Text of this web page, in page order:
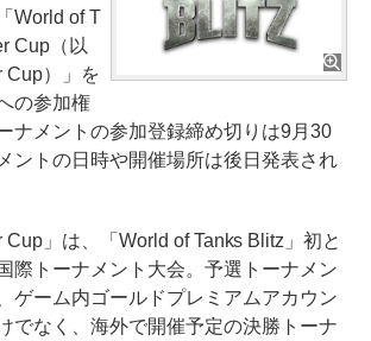
World of T
Cup（以
Cup）」を
の参加権
ナメントの参加登録締め切りは9月30
ントの日時や開催場所は後日発表され
」は、「World of Tanks Blitz」初と
際トーナメント大会。予選トーナメン
ゲーム内ゴールドプレミアムアカウン
でなく、海外で開催予定の決勝トーナ